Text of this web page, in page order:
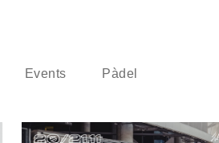
Events Pàdel